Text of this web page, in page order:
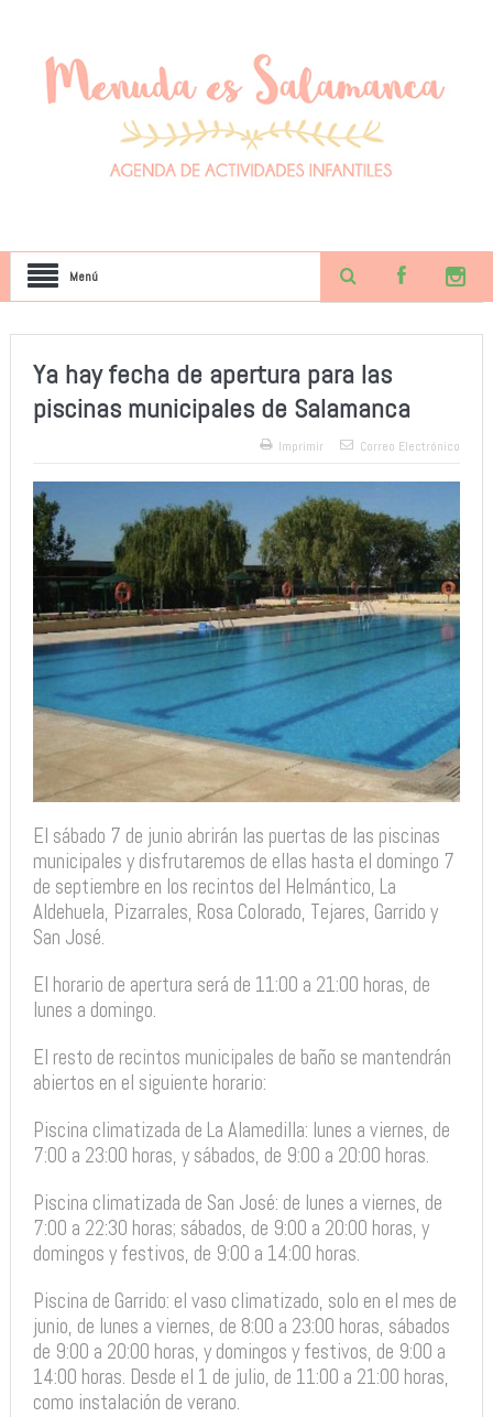
Menú
Ya hay fecha de apertura para las
piscinas municipales de Salamanca
Imprimir Correo Electrónico
El sábado 7 de junio abrirán las puertas de las piscinas
municipales y disfrutaremos de ellas hasta el domingo 7
de septiembre en los recintos del Helmántico, La
Aldehuela, Pizarrales, Rosa Colorado, Tejares, Garrido y
San José.
El horario de apertura será de 11:00 a 21:00 horas, de
lunes a domingo.
El resto de recintos municipales de baño se mantendrán
abiertos en el siguiente horario:
Piscina climatizada de La Alamedilla: lunes a viernes, de
7:00 a 23:00 horas, y sábados, de 9:00 a 20:00 horas.
Piscina climatizada de San José: de lunes a viernes, de
7:00 a 22:30 horas; sábados, de 9:00 a 20:00 horas, y
domingos y festivos, de 9:00 a 14:00 horas.
Piscina de Garrido: el vaso climatizado, solo en el mes de
junio, de lunes a viernes, de 8:00 a 23:00 horas, sábados
de 9:00 a 20:00 horas, y domingos y festivos, de 9:00 a
14:00 horas. Desde el 1 de julio, de 11:00 a 21:00 horas,
como instalación de verano.